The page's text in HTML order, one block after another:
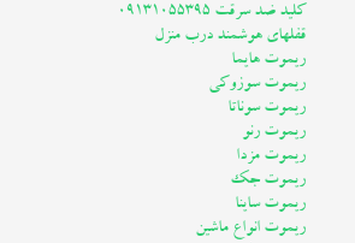
کلید ضد سرقت 09131055395
قفلهای هوشمند درب منزل
ریموت هایما
ریموت سوزوکی
ریموت سوناتا
ریموت رنو
ریموت مزدا
ریموت جک
ریموت ساینا
ریموت انواع ماشین